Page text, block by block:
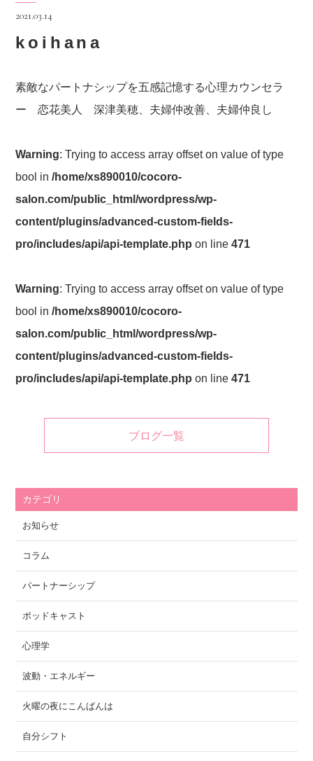
2021.03.14
koihana
素敵なパートナシップを五感記憶する心理カウンセラ
ー 恋花美人 深津美穂、夫婦仲改善、夫婦仲良し
Warning: Trying to access array offset on value of type
bool in/home/xs890010/cocoro-
salon.com/public_html/wordpress/wp-
content/plugins/advanced-custom-fields-
pro/includes/api/api-template.php on line471
Warning: Trying to access array offset on value of type
bool in/home/xs890010/cocoro-
salon.com/public_html/wordpress/wp-
content/plugins/advanced-custom-fields-
pro/includes/api/api-template.php on line471
ブログ一覧
カテゴリ
お知らせ
コラム
パートナーシップ
ポッドキャスト
心理学
波動・エネルギー
火曜の夜にこんばんは
自分シフト